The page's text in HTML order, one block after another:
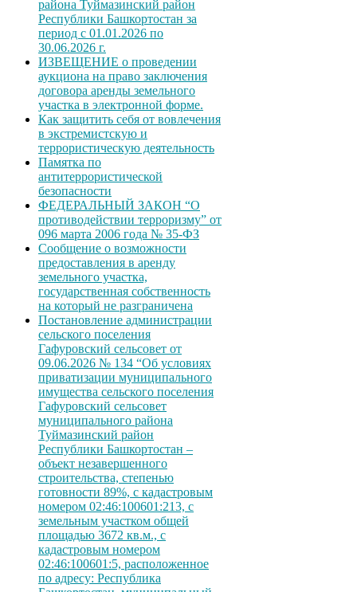
района Туймазинский район
Республики Башкортостан за
период с 01.01.2026 по
30.06.2026 г.
ИЗВЕЩЕНИЕ о проведении
аукциона на право заключения
договора аренды земельного
участка в электронной форме.
Как защитить себя от вовлечения
в экстремистскую и
террористическую деятельность
Памятка по
антитеррористической
безопасности
ФЕДЕРАЛЬНЫЙ ЗАКОН “О
противодействии терроризму” от
096 марта 2006 года № 35-ФЗ
Сообщение о возможности
предоставления в аренду
земельного участка,
государственная собственность
на который не разграничена
Постановление администрации
сельского поселения
Гафуровский сельсовет от
09.06.2026 № 134 “Об условиях
приватизации муниципального
имущества сельского поселения
Гафуровский сельсовет
муниципального района
Туймазинский район
Республики Башкортостан –
объект незавершенного
строительства, степенью
готовности 89%, с кадастровым
номером 02:46:100601:213, с
земельным участком общей
площадью 3672 кв.м., с
кадастровым номером
02:46:100601:5, расположенное
по адресу: Республика